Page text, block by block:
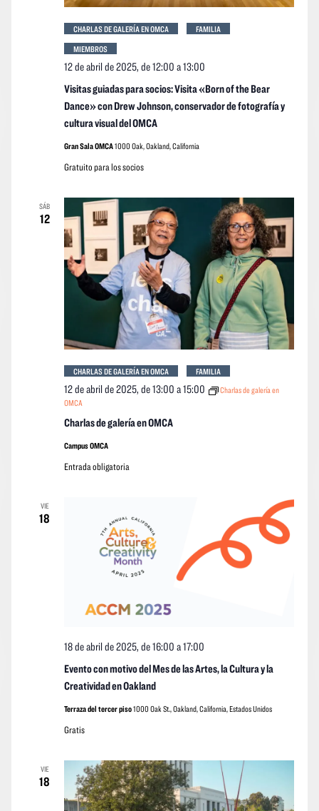
Visitas guiadas para socios: Visita «Born of the Bear
Dance» con Drew Johnson, conservador de fotografía y
cultura visual del OMCA
12 de abril de 2025, de 12:00 a13:00
CHARLAS DE GALERÍA EN OMCA
FAMILIA
MIEMBROS
Gran Sala OMCA1000 Oak, Oakland, California
Gratuito para los socios
SÁB
12
Charlas de galería en OMCA
12 de abril de 2025, de 13:00 a15:00
Charlas de galería en
OMCA
CHARLAS DE GALERÍA EN OMCA FAMILIA
Campus OMCA
Entrada obligatoria
VIE
18
Evento con motivo del Mes de las Artes, la Cultura y la
Creatividad en Oakland
18 de abril de 2025, de 16:00 a17:00
Terraza del tercer piso1000 Oak St., Oakland, California, Estados Unidos
Gratis
VIE
18